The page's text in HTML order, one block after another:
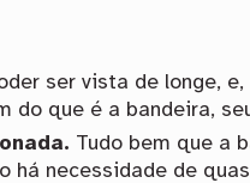
ser vista de longe,
do que é a bandeira,
Tudo bem que a
há necessidade de